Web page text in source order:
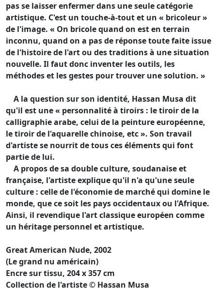
pas se laisser enfermer dans une seule catégorie
artistique. C'est un touche-à-tout et un « bricoleur »
de l'image. « On bricole quand on est en terrain
inconnu, quand on a pas de réponse toute faite issue
de l'histoire de l'art ou des traditions à une situation
nouvelle. Il faut donc inventer les outils, les
méthodes et les gestes pour trouver une solution. »
A la question sur son identité, Hassan Musa dit
qu'il est une « personnalité à tiroirs : le tiroir de la
calligraphie arabe, celui de la peinture européenne,
le tiroir de l'aquarelle chinoise, etc ». Son travail
d'artiste se nourrit de tous ces éléments qui font
partie de lui.
A propos de sa double culture, soudanaise et
française, l'artiste explique qu'il n'a qu'une seule
culture : celle de l'économie de marché qui domine le
monde, que ce soit les pays occidentaux ou l'Afrique.
Ainsi, il revendique l'art classique européen comme
un héritage personnel et artistique.
Great American Nude, 2002
(Le grand nu américain)
Encre sur tissu, 204 x 357 cm
Collection de l'artiste © Hassan Musa